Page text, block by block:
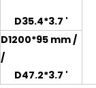
D35.4*3.7 '
D1200*95 mm /
/
D47.2*3.7 '